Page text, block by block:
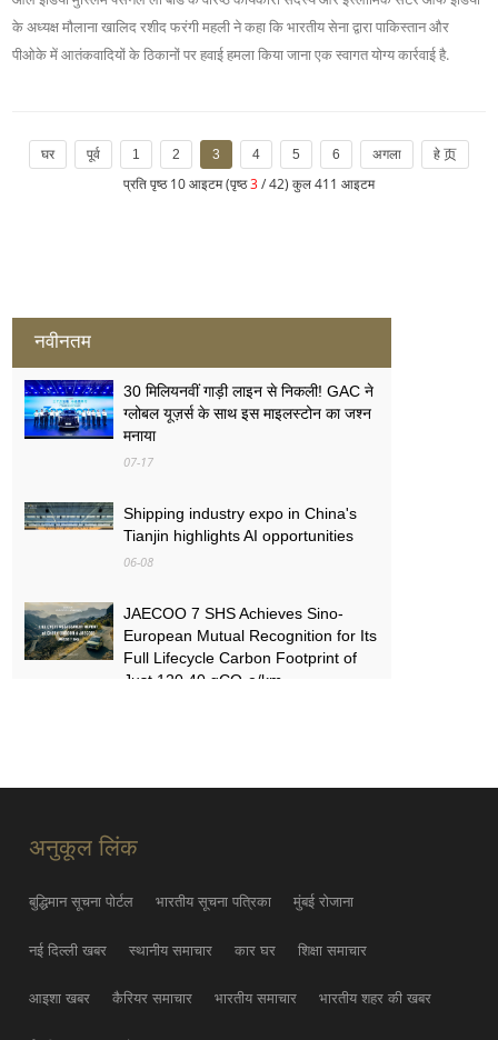
के अध्यक्ष मौलाना खालिद रशीद फरंगी महली ने कहा कि भारतीय सेना द्वारा पाकिस्तान और
पीओके में आतंकवादियों के ठिकानों पर हवाई हमला किया जाना एक स्वागत योग्य कार्रवाई है.
घर पूर्व 1 2 3 4 5 6 अगला हे 页
प्रति पृष्ठ 10 आइटम (पृष्ठ3/ 42) कुल 411 आइटम
नवीनतम
30 मिलियनवीं गाड़ी लाइन से निकली! GAC ने
ग्लोबल यूज़र्स के साथ इस माइलस्टोन का जश्न
मनाया
07-17
Shipping industry expo in China's
Tianjin highlights AI opportunities
06-08
JAECOO 7 SHS Achieves Sino-
European Mutual Recognition for Its
Full Lifecycle Carbon Footprint of
Just 120.40 gCO₂e/km
05-21
अनुकूल लिंक
बुद्धिमान सूचना पोर्टल भारतीय सूचना पत्रिका मुंबई रोजाना
नई दिल्ली खबर स्थानीय समाचार कार घर शिक्षा समाचार
आइशा खबर कैरियर समाचार भारतीय समाचार भारतीय शहर की खबर